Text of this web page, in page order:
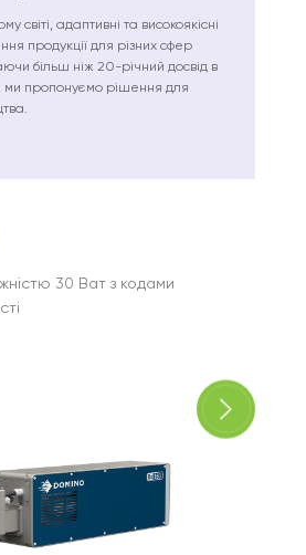
світі, адаптивні та високоякісні
продукції для різних сфер
більш ніж 20-річний досвід в
ми пропонуємо рішення для
30 Ват з кодами